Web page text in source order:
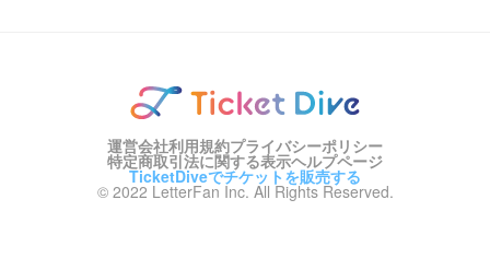
運営会社利用規約プライバシーポリシー
特定商取引法に関する表示ヘルプページ
TicketDiveでチケットを販売する
© 2022 LetterFan Inc. All Rights Reserved.